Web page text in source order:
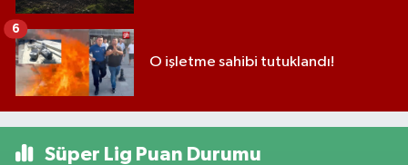
O işletme sahibi tutuklandı!
6
Süper Lig Puan Durumu